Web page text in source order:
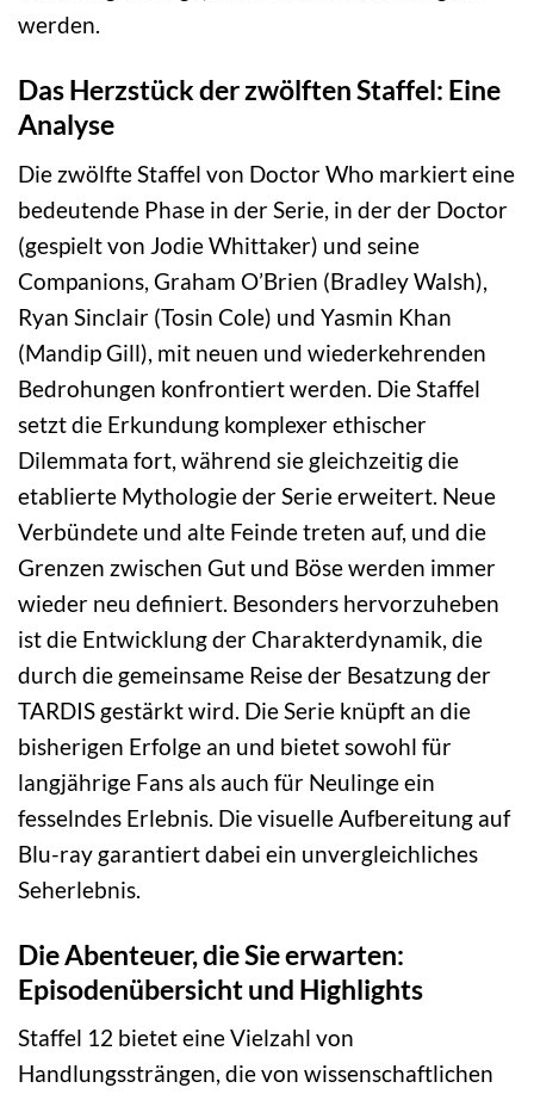
werden.
Das Herzstück der zwölften Staffel: Eine
Analyse
Die zwölfte Staffel von Doctor Who markiert eine
bedeutende Phase in der Serie, in der der Doctor
(gespielt von Jodie Whittaker) und seine
Companions, Graham O’Brien (Bradley Walsh),
Ryan Sinclair (Tosin Cole) und Yasmin Khan
(Mandip Gill), mit neuen und wiederkehrenden
Bedrohungen konfrontiert werden. Die Staffel
setzt die Erkundung komplexer ethischer
Dilemmata fort, während sie gleichzeitig die
etablierte Mythologie der Serie erweitert. Neue
Verbündete und alte Feinde treten auf, und die
Grenzen zwischen Gut und Böse werden immer
wieder neu definiert. Besonders hervorzuheben
ist die Entwicklung der Charakterdynamik, die
durch die gemeinsame Reise der Besatzung der
TARDIS gestärkt wird. Die Serie knüpft an die
bisherigen Erfolge an und bietet sowohl für
langjährige Fans als auch für Neulinge ein
fesselndes Erlebnis. Die visuelle Aufbereitung auf
Blu-ray garantiert dabei ein unvergleichliches
Seherlebnis.
Die Abenteuer, die Sie erwarten:
Episodenübersicht und Highlights
Staffel 12 bietet eine Vielzahl von
Handlungssträngen, die von wissenschaftlichen